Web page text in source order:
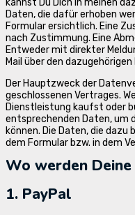
kannst Du Dich in meinen
Daten, die dafür erhoben
Formular ersichtlich. Eine
nach Zustimmung. Eine
Entweder mit direkter
Mail über den
Der Hauptzweck der
geschlossenen Vertrages.
Dienstleistung kaufst oder
entsprechenden Daten, um
können. Die Daten, die
dem Formular bzw. in dem
Wo werden
1. PayPal